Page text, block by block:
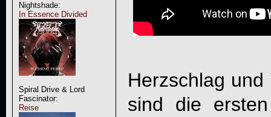
Nightshade:
In Essence Divided
Spiral Drive & Lord
Fascinator:
Reise
Herzschlag
sind die